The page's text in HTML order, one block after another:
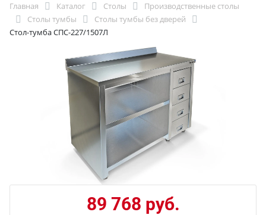
Главная Каталог Столы
Производственные столы
Столы тумбы
Столы тумбы без дверей
Стол-тумба СПС-227/1507Л
89 768 руб.